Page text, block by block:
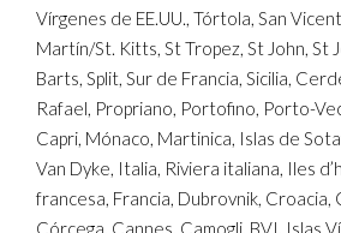
Vírgenes de EE.UU., Tórtola, San
Martín/St. Kitts, St Tropez, St John, St
Barts, Split, Sur de Francia, Sicilia,
Rafael, Propriano, Portofino, Porto-
Capri, Mónaco, Martinica, Islas de
Van Dyke, Italia, Riviera italiana, Iles
francesa, Francia, Dubrovnik, Croacia,
Córcega, Cannes, Camogli, BVI, Islas